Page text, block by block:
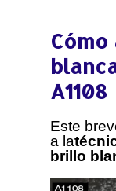
A1108
Este
a la
brillo